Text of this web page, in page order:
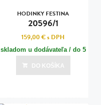
HODINKY FESTINA
20596/1
159,00 €s DPH
skladom u dodávateľa / do 5
dní
Posledná aktualizácia dnes o 14:00
DO KOŠÍKA